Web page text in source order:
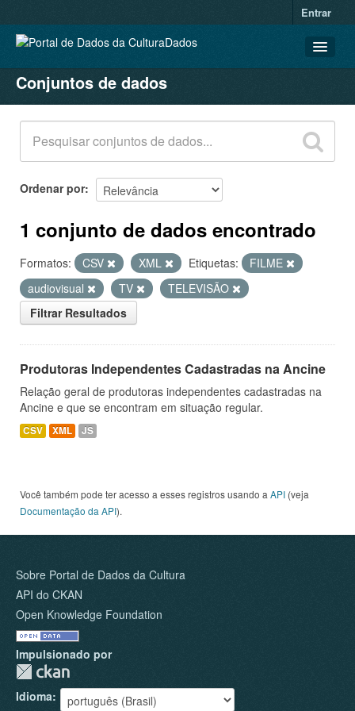
Entrar
CONJUNTOS DE DADOS
ORGANIZAÇÕES
GRUPOS
SOBRE
Conjuntos de dados
Ordenar por
1 conjunto de dados encontrado
Formatos: CSV XML Etiquetas:
FILME
audiovisual
TV
TELEVISÃO
Filtrar Resultados
Produtoras Independentes Cadastradas na Ancine
Relação geral de produtoras independentes cadastradas na
Ancine e que se encontram em situação regular.
CSV XML JS
Você também pode ter acesso a esses registros usando a API (veja
Documentação da API).
Sobre Portal de Dados da Cultura
API do CKAN
Open Knowledge Foundation
Impulsionado por
Idioma